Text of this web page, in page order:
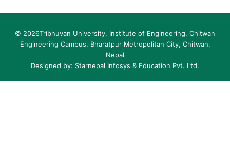
© 2026Tribhuvan University, Institute of Engineering, Chitwan
Engineering Campus, Bharatpur Metropolitan City, Chitwan,
Nepal
Designed by: Starnepal Infosys & Education Pvt. Ltd.